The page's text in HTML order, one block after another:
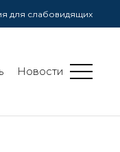
для слабовидящих
Новости